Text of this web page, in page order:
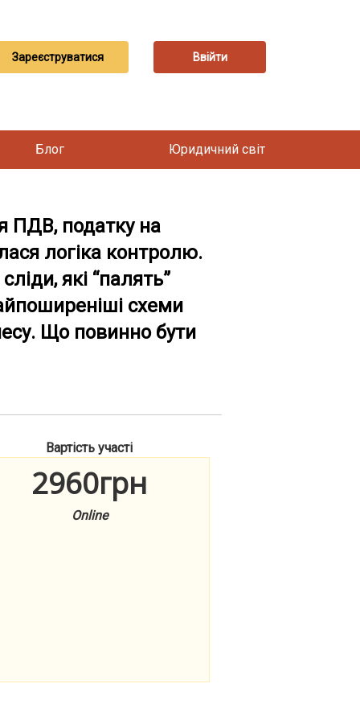
Зареєструватися Ввійти
Блог Юридичний світ
ПДВ, податку на
логіка контролю.
які “палять”
схеми
Що повинно бути
Вартість участі
2960грн
Online